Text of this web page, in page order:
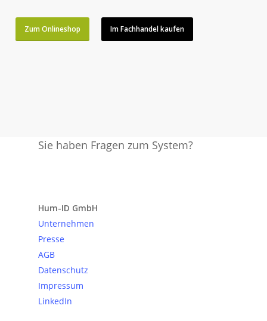
Zum Onlineshop Im Fachhandel kaufen
Sie haben Fragen zum System?
Hum-ID GmbH
Unternehmen
Presse
AGB
Datenschutz
Impressum
LinkedIn